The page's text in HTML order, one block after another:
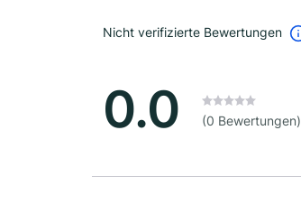
Nicht verifizierte Bewertungen
0.0 (0 Bewertungen)